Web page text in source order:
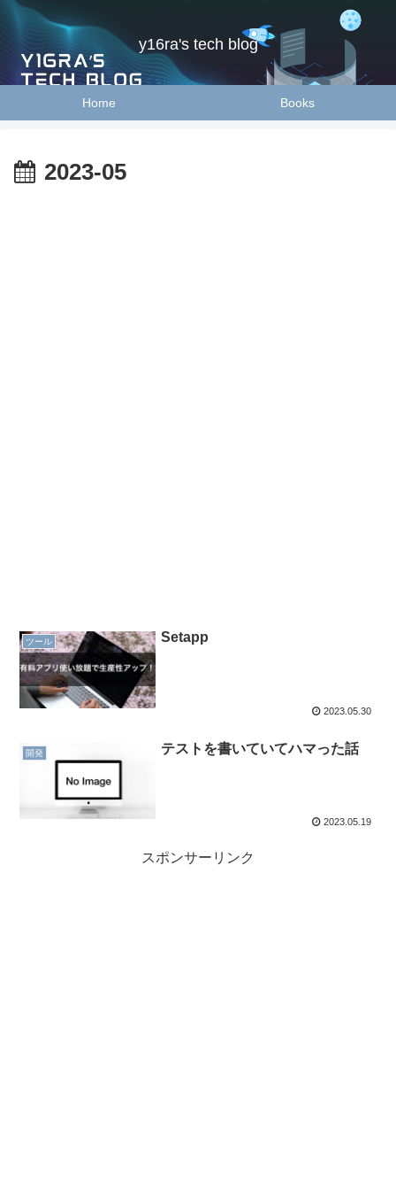
y16ra's tech blog
Home Books
2023-05
ツール Setapp
2023.05.30
開発 テストを書いていてハマった話
2023.05.19
スポンサーリンク